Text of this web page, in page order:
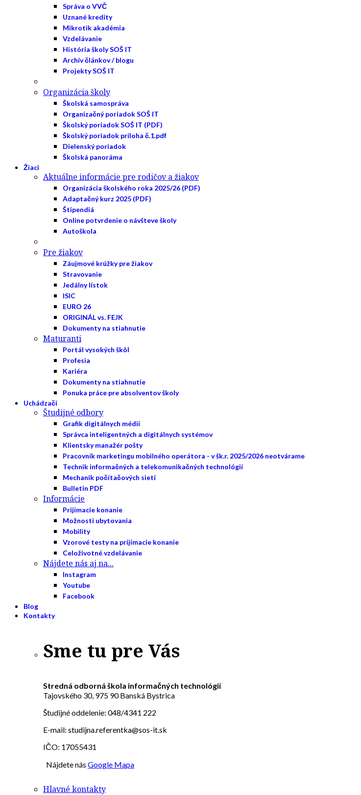
Správa o VVČ
Uznané kredity
Mikrotik akadémia
Vzdelávanie
História školy SOŠ IT
Archív článkov / blogu
Projekty SOŠ IT
Organizácia školy
Školská samospráva
Organizačný poriadok SOŠ IT
Školský poriadok SOŠ IT (PDF)
Školský poriadok príloha č.1.pdf
Dielenský poriadok
Školská panoráma
Žiaci
Aktuálne informácie pre rodičov a žiakov
Organizácia školského roka 2025/26 (PDF)
Adaptačný kurz 2025 (PDF)
Štipendiá
Online potvrdenie o návšteve školy
Autoškola
Pre žiakov
Záujmové krúžky pre žiakov
Stravovanie
Jedálny lístok
ISIC
EURO 26
ORIGINÁL vs. FEJK
Dokumenty na stiahnutie
Maturanti
Portál vysokých škôl
Profesia
Kariéra
Dokumenty na stiahnutie
Ponuka práce pre absolventov školy
Uchádzači
Študijné odbory
Grafik digitálnych médií
Správca inteligentných a digitálnych systémov
Klientsky manažér pošty
Pracovník marketingu mobilného operátora - v šk.r. 2025/2026 neotvárame
Technik informačných a telekomunikačných technológií
Mechanik počítačových sietí
Bulletin PDF
Informácie
Prijímacie konanie
Možnosti ubytovania
Mobility
Vzorové testy na prijímacie konanie
Celoživotné vzdelávanie
Nájdete nás aj na...
Instagram
Youtube
Facebook
Blog
Kontakty
Sme tu pre Vás
Stredná odborná škola informačných technológií
Tajovského 30, 975 90 Banská Bystrica
Študijné oddelenie: 048/4341 222
E-mail: studijna.referentka@sos-it.sk
IČO: 17055431
Nájdete nás Google Mapa
Hlavné kontakty